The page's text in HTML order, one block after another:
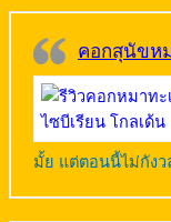
คอกสุนัขห
มั้ย แต่ตอนนี้ไม่กังว